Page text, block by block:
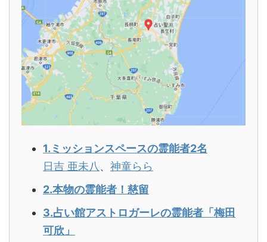
1.ミッションスペースの霊能者2名
日吉 亜未八、 神童らら
2.本物の霊能者！慈留
3.占い館アストロガーレの霊能者「梅田
可欣」